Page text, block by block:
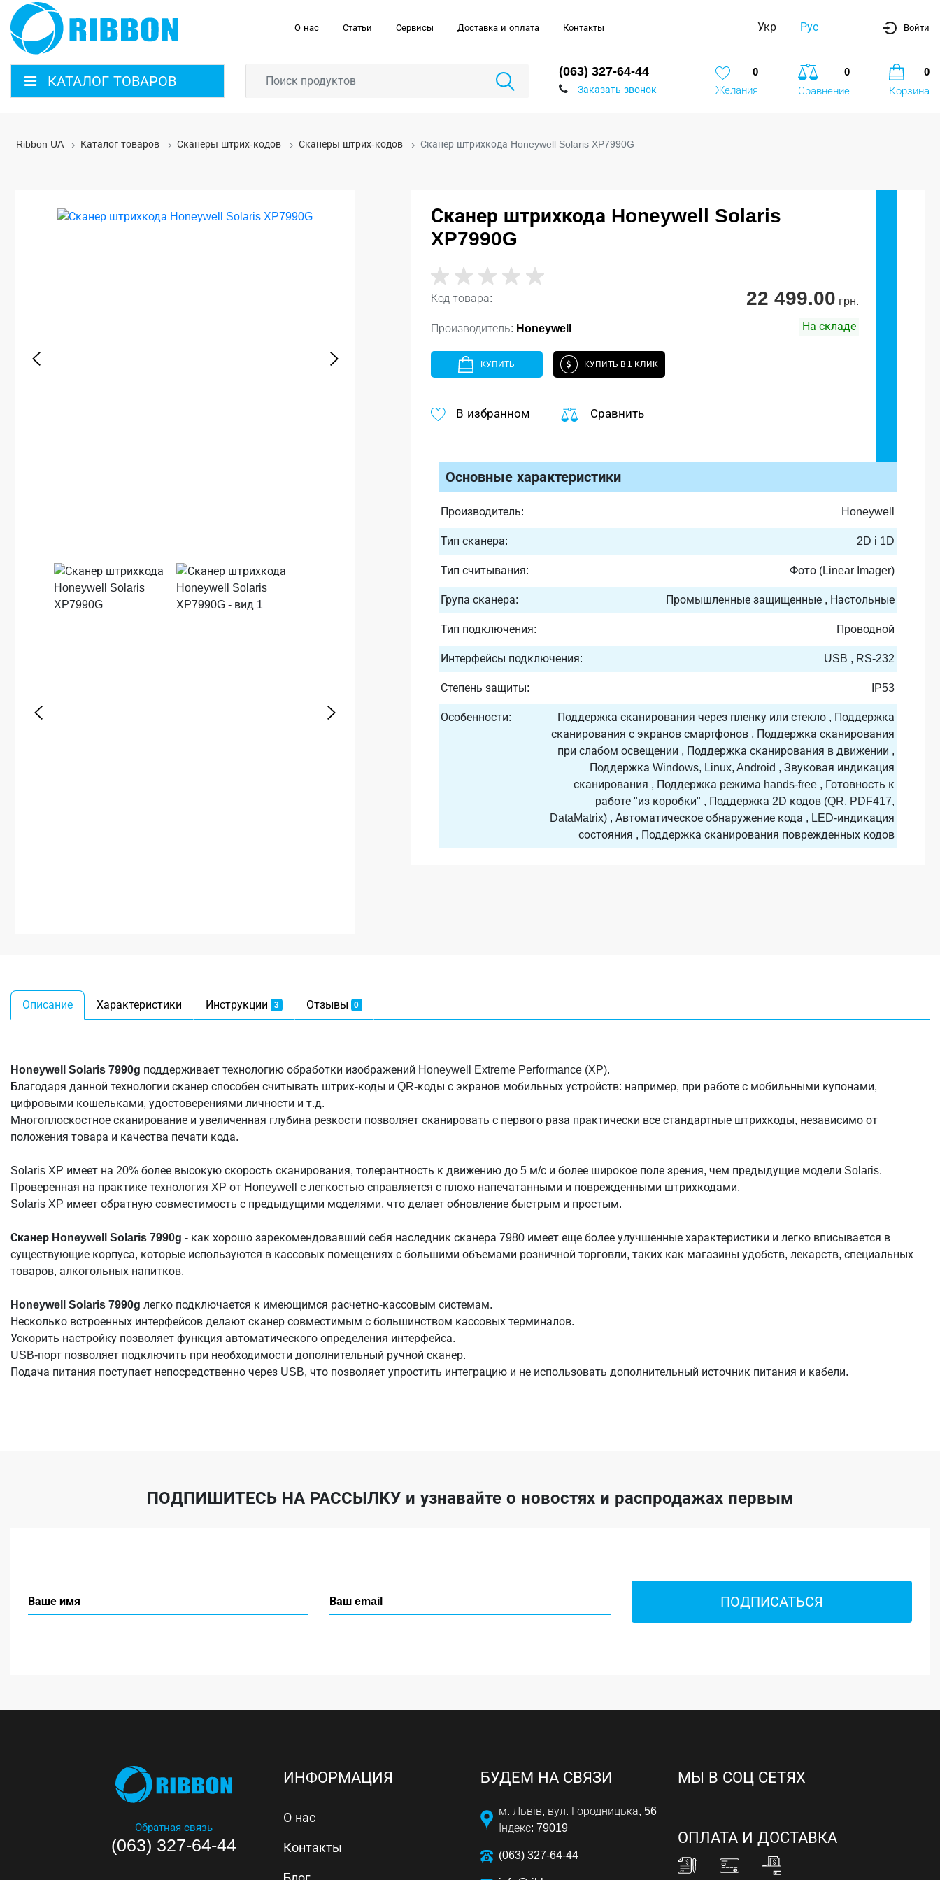
О нас Статьи Сервисы Доставка и оплата Контакты Укр Рус Войти
КАТАЛОГ ТОВАРОВ
(063) 327-64-44
Заказать звонок
0
Желания
0
Сравнение
0
Корзина
Ribbon UA Каталог товаров Сканеры штрих-кодов Сканеры штрих-кодов Сканер штрихкода Honeywell Solaris XP7990G
Сканер штрихкода Honeywell Solaris
XP7990G
Код товара: 22 499.00 грн.
Производитель: Honeywell На складе
КУПИТЬ КУПИТЬ В 1 КЛИК
В избранном Сравнить
Основные характеристики
Производитель: Honeywell
Тип сканера: 2D i 1D
Тип считывания: Фото (Linear Imager)
Група сканера: Промышленные защищенные , Настольные
Тип подключения: Проводной
Интерфейсы подключения: USB , RS-232
Степень защиты: IP53
Особенности:
Поддержка сканирования через пленку или стекло , Поддержка
сканирования с экранов смартфонов , Поддержка сканирования
при слабом освещении , Поддержка сканирования в движении ,
Поддержка Windows, Linux, Android , Звуковая индикация
сканирования , Поддержка режима hands-free , Готовность к
работе "из коробки" , Поддержка 2D кодов (QR, PDF417,
DataMatrix) , Автоматическое обнаружение кода , LED-индикация
состояния , Поддержка сканирования поврежденных кодов
Описание Характеристики Инструкции 3 Отзывы 0
Honeywell Solaris 7990g поддерживает технологию обработки изображений Honeywell Extreme Performance (XP).
Благодаря данной технологии сканер способен считывать штрих-коды и QR-коды с экранов мобильных устройств: например, при работе с мобильными купонами,
цифровыми кошельками, удостоверениями личности и т.д.
Многоплоскостное сканирование и увеличенная глубина резкости позволяет сканировать с первого раза практически все стандартные штрихкоды, независимо от
положения товара и качества печати кода.
Solaris XP имеет на 20% более высокую скорость сканирования, толерантность к движению до 5 м/с и более широкое поле зрения, чем предыдущие модели Solaris.
Проверенная на практике технология XP от Honeywell с легкостью справляется с плохо напечатанными и поврежденными штрихкодами.
Solaris XP имеет обратную совместимость с предыдущими моделями, что делает обновление быстрым и простым.
Сканер Honeywell Solaris 7990g - как хорошо зарекомендовавший себя наследник сканера 7980 имеет еще более улучшенные характеристики и легко вписывается в
существующие корпуса, которые используются в кассовых помещениях с большими объемами розничной торговли, таких как магазины удобств, лекарств, специальных
товаров, алкогольных напитков.
Honeywell Solaris 7990g легко подключается к имеющимся расчетно-кассовым системам.
Несколько встроенных интерфейсов делают сканер совместимым с большинством кассовых терминалов.
Ускорить настройку позволяет функция автоматического определения интерфейса.
USB-порт позволяет подключить при необходимости дополнительный ручной сканер.
Подача питания поступает непосредственно через USB, что позволяет упростить интеграцию и не использовать дополнительный источник питания и кабели.
ПОДПИШИТЕСЬ НА РАССЫЛКУ и узнавайте о новостях и распродажах первым
ПОДПИСАТЬСЯ
Обратная связь
(063) 327-64-44
ИНФОРМАЦИЯ
О нас
Контакты
БУДЕМ НА СВЯЗИ
м. Львів, вул. Городницька, 56
Індекс: 79019
(063) 327-64-44
МЫ В СОЦ СЕТЯХ
ОПЛАТА И ДОСТАВКА